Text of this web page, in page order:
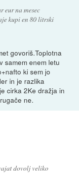
eur na mesec
kupi en 80 litrski
govoriš.Toplotna
samem enem letu
ki sem jo
in je razlika
cirka 2Ke dražja in
ne.
dovolj veliko